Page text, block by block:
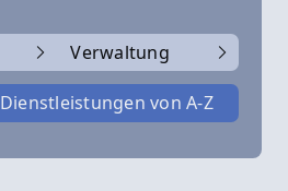
Verwaltung
Dienstleistungen von A-Z